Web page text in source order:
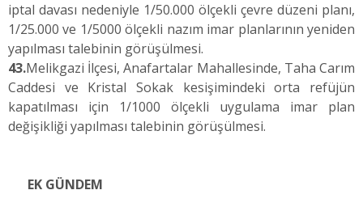
iptal davası nedeniyle 1/50.000 ölçekli çevre düzeni planı,
1/25.000 ve 1/5000 ölçekli nazım imar planlarının yeniden
yapılması talebinin görüşülmesi.
43.Melikgazi İlçesi, Anafartalar Mahallesinde, Taha Carım
Caddesi ve Kristal Sokak kesişimindeki orta refüjün
kapatılması için 1/1000 ölçekli uygulama imar plan
değişikliği yapılması talebinin görüşülmesi.
EK GÜNDEM